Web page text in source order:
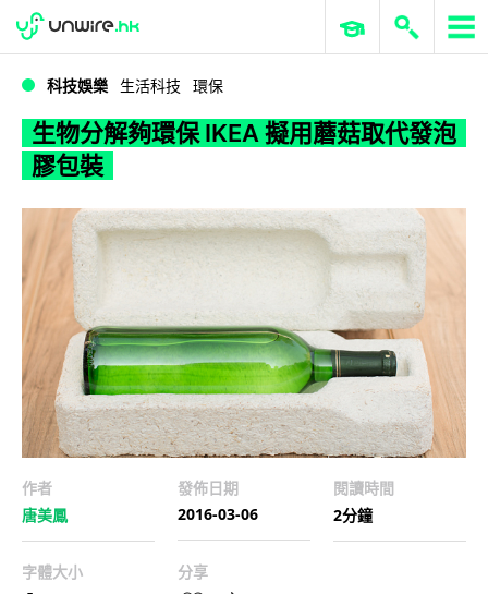
WWDC 2026 ERP 與商業 AI
科技娛樂 生活科技 環保
生物分解夠環保 IKEA 擬用蘑菇取代發泡
膠包裝
作者
唐美鳳
發佈日期
2016-03-06
閱讀時間
2分鐘
字體大小 分享